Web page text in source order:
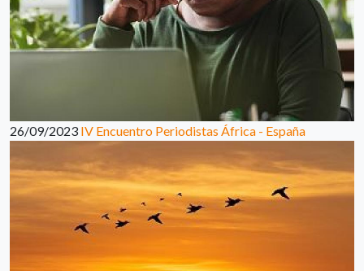
26/09/2023 IV Encuentro Periodistas África - España